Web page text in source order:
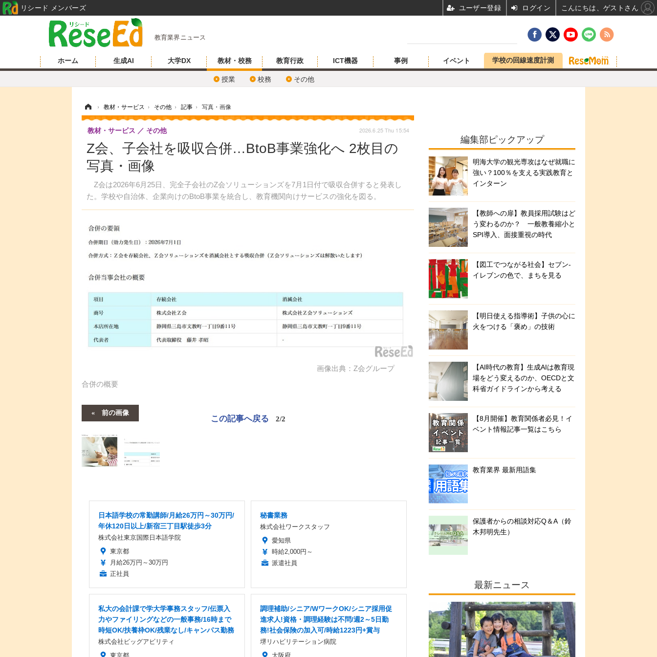
教育業界ニュース
ホーム 生成AI 大学DX 教材・校務
授業 校務 その他
教育行政 ICT機器 事例 イベント 学校の回線速度計測
› 教材・サービス › その他 › 記事 › 写真・画像
Z会、子会社を吸収合併…BtoB事業強化へ 2枚目の
写真・画像
Z会は2026年6月25日、完全子会社のZ会ソリューションズを7月1日付で吸収合併すると発表し
た。学校や自治体、企業向けのBtoB事業を統合し、教育機関向けサービスの強化を図る。
教材・サービス その他 2026.6.25 Thu 15:54
画像出典：Z会グループ
合併の概要
前の画像
この記事へ戻る 2/2
日本語学校の常勤講師/月給26万円～30万円/
年休120日以上/新宿三丁目駅徒歩3分
株式会社東京国際日本語学院
東京都
月給26万円～30万円
正社員
秘書業務
株式会社ワークスタッフ
愛知県
時給2,000円～
派遣社員
私大の会計課で学大学事務スタッフ/伝票入
力やファイリングなどの一般事務/16時まで
時短OK/扶養枠OK/残業なし/キャンパス勤務
株式会社ビッグアビリティ
東京都
調理補助/シニア/WワークOK/シニア採用促
進求人!資格・調理経験は不問/週2～5日勤
務!社会保険の加入可/時給1223円+賞与
堺リハビリテーション病院
大阪府
編集部ピックアップ
明海大学の観光専攻はなぜ就職に
強い？100％を支える実践教育と
インターン
【教師への扉】教員採用試験はど
う変わるのか？ 一般教養縮小と
SPI導入、面接重視の時代
【図工でつながる社会】セブン‐
イレブンの色で、まちを見る
【明日使える指導術】子供の心に
火をつける「褒め」の技術
【AI時代の教育】生成AIは教育現
場をどう変えるのか、OECDと文
科省ガイドラインから考える
【8月開催】教育関係者必見！イ
ベント情報記事一覧はこちら
教育業界 最新用語集
保護者からの相談対応Q＆A（鈴
木邦明先生）
最新ニュース
リシード メンバーズ ユーザー登録 ログイン こんにちは、ゲストさん